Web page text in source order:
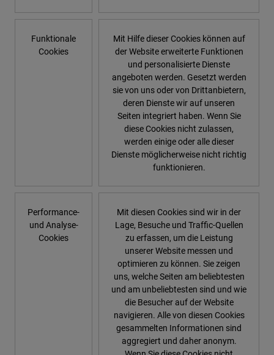
Funktionale
Cookies
Mit Hilfe dieser Cookies können auf
der Website erweiterte Funktionen
und personalisierte Dienste
angeboten werden. Gesetzt werden
sie von uns oder von Drittanbietern,
deren Dienste wir auf unseren
Seiten integriert haben. Wenn Sie
diese Cookies nicht zulassen,
werden einige oder alle dieser
Dienste möglicherweise nicht richtig
funktionieren.
Performance-
und Analyse-
Cookies
Mit diesen Cookies sind wir in der
Lage, Besuche und Traffic-Quellen
zu erfassen, um die Leistung
unserer Website messen und
optimieren zu können. Sie zeigen
uns, welche Seiten am beliebtesten
und am unbeliebtesten sind und wie
die Besucher auf der Website
navigieren. Alle von diesen Cookies
gesammelten Informationen sind
aggregiert und daher anonym.